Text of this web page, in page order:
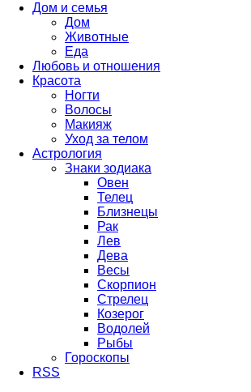
Дом и семья
Дом
Животные
Еда
Любовь и отношения
Красота
Ногти
Волосы
Макияж
Уход за телом
Астрология
Знаки зодиака
Овен
Телец
Близнецы
Рак
Лев
Дева
Весы
Скорпион
Стрелец
Козерог
Водолей
Рыбы
Гороскопы
RSS